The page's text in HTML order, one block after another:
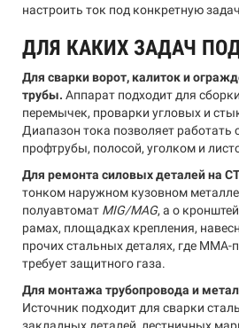
настроить ток под конкретную
ДЛЯ КАКИХ ЗАДАЧ
Для сварки ворот, калиток и
трубы. Аппарат подходит для
перемычек, проварки угловых и
Диапазон тока позволяет работать
профтрубы, полосой, уголком и
Для ремонта силовых деталей на
тонком наружном кузовном
полуавтомат MIG/MAG, а о
рамах, площадках крепления,
прочих стальных деталях, где MMA-
требует защитного газа.
Для монтажа трубопровода и
Источник подходит для сварки